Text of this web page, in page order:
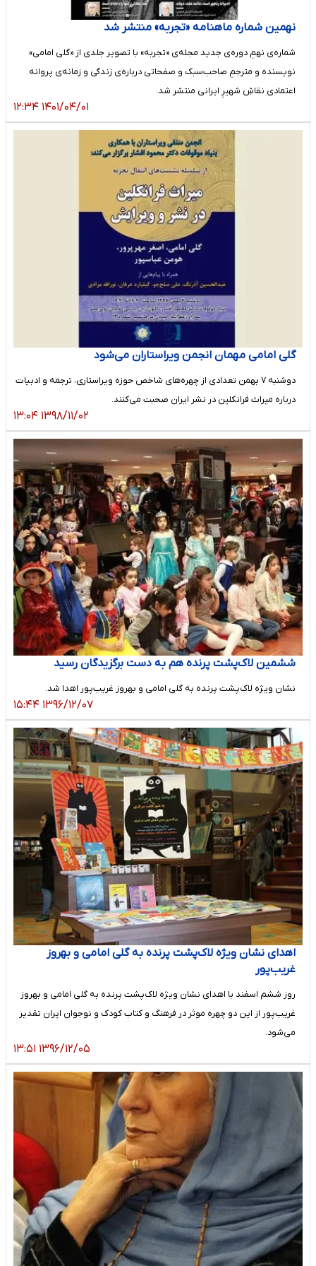
نهمین شماره ماهنامه «تجربه» منتشر شد
شماره‌ی نهمِ دوره‌ی جدید مجله‌ی «تجربه» با تصویر جلدی از «گلی امامی»
نویسنده و مترجمِ صاحب‌سبک و صفحاتی درباره‌ی زندگی و زمانه‌ی پروانه
اعتمادی نقاشِ شهیرِ ایرانی منتشر شد.
۱۴۰۱/۰۴/۰۱ ۱۲:۳۴
گلی امامی مهمان انجمن ویراستاران می‌شود
دوشنبه ۷ بهمن تعدادی از چهره‌های شاخص حوزه ویراستاری، ترجمه و ادبیات
درباره میراث فرانکلین در نشر ایران صحبت می‌کنند.
۱۳۹۸/۱۱/۰۲ ۱۳:۰۴
ششمین لاک‌پشت پرنده هم به دست برگزیدگان رسید
نشان ویژه لاک‌پشت پرنده به گلی امامی و بهروز غریب‌پور اهدا شد.
۱۳۹۶/۱۲/۰۷ ۱۵:۴۴
اهدای نشان ویژه لاک‌پشت پرنده به گلی امامی و بهروز
غریب‌پور
روز ششم اسفند با اهدای نشان ویژه لاک‌پشت پرنده به گلی امامی و بهروز
غریب‌پور از این دو چهره موثر در فرهنگ و کتاب کودک و نوجوان ایران تقدیر
می‌شود.
۱۳۹۶/۱۲/۰۵ ۱۳:۵۱